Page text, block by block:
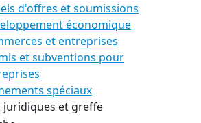
d'offres et soumissions
économique
et entreprises
et subventions pour
spéciaux
juridiques et greffe